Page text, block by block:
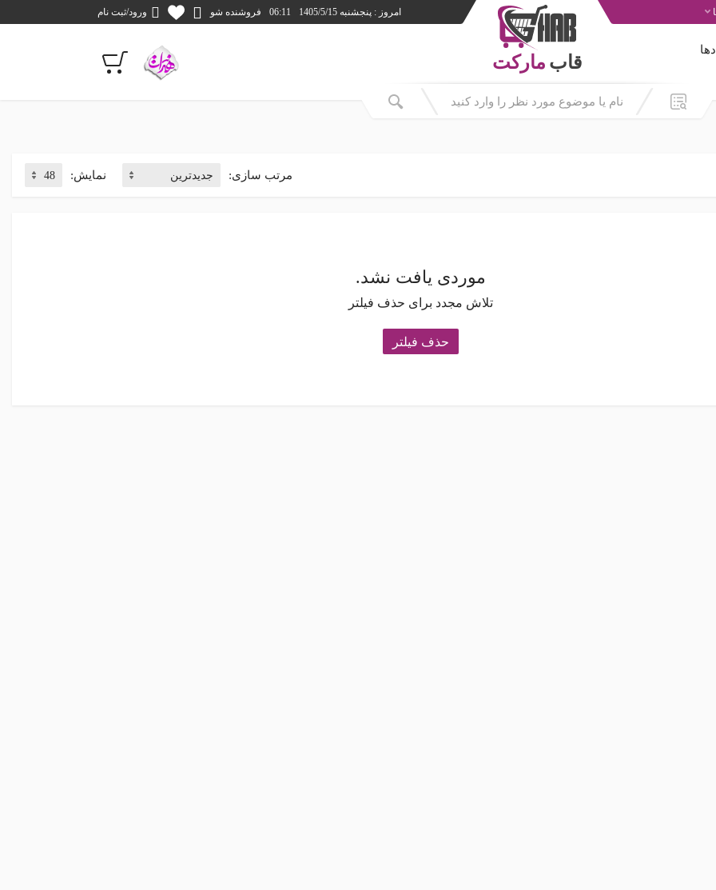
امروز : پنجشنبه 1405/5/15 06:11 فروشنده شو ورود/ثبت نام
قاب مارکت
مرتب سازی: نمایش:
موردی یافت نشد.
تلاش مجدد برای حذف فیلتر
حذف فیلتر